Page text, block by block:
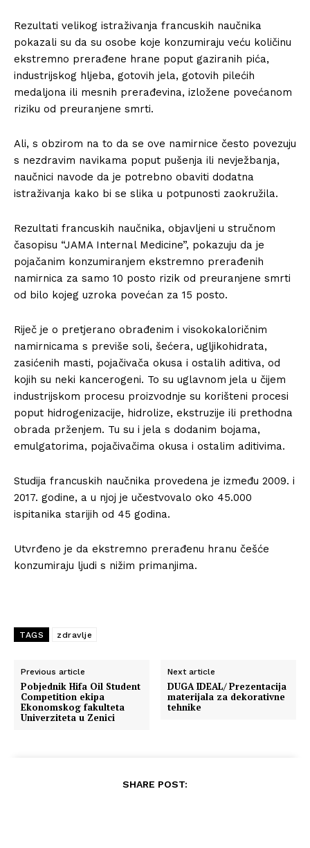
Rezultati velikog istraživanja francuskih naučnika
pokazali su da su osobe koje konzumiraju veću količinu
ekstremno prerađene hrane poput gaziranih pića,
industrijskog hljeba, gotovih jela, gotovih pilećih
medaljona ili mesnih prerađevina, izložene povećanom
riziku od preuranjene smrti.
Ali, s obzirom na to da se ove namirnice često povezuju
s nezdravim navikama poput pušenja ili nevježbanja,
naučnici navode da je potrebno obaviti dodatna
istraživanja kako bi se slika u potpunosti zaokružila.
Rezultati francuskih naučnika, objavljeni u stručnom
časopisu “JAMA Internal Medicine”, pokazuju da je
pojačanim konzumiranjem ekstremno prerađenih
namirnica za samo 10 posto rizik od preuranjene smrti
od bilo kojeg uzroka povećan za 15 posto.
Riječ je o pretjerano obrađenim i visokokaloričnim
namirnicama s previše soli, šećera, ugljikohidrata,
zasićenih masti, pojačivača okusa i ostalih aditiva, od
kojih su neki kancerogeni. To su uglavnom jela u čijem
industrijskom procesu proizvodnje su korišteni procesi
poput hidrogenizacije, hidrolize, ekstruzije ili prethodna
obrada prženjem. Tu su i jela s dodanim bojama,
emulgatorima, pojačivačima okusa i ostalim aditivima.
Studija francuskih naučnika provedena je između 2009. i
2017. godine, a u njoj je učestvovalo oko 45.000
ispitanika starijih od 45 godina.
Utvrđeno je da ekstremno prerađenu hranu češće
konzumiraju ljudi s nižim primanjima.
TAGS zdravlje
Previous article
Pobjednik Hifa Oil Student
Competition ekipa
Ekonomskog fakulteta
Univerziteta u Zenici
Next article
DUGA IDEAL/ Prezentacija
materijala za dekorativne
tehnike
SHARE POST: